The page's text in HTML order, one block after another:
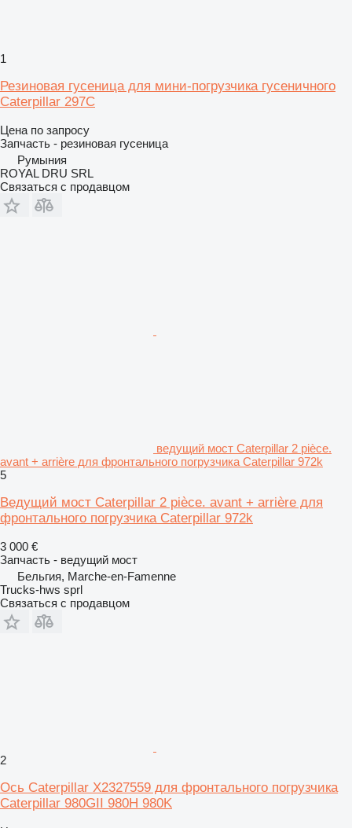
1
Резиновая гусеница для мини-погрузчика гусеничного
Caterpillar 297C
Цена по запросу
Запчасть - резиновая гусеница
Румыния
ROYAL DRU SRL
Связаться с продавцом
ведущий мост Caterpillar 2 pièce.
avant + arrière для фронтального погрузчика Caterpillar 972k
5
Ведущий мост Caterpillar 2 pièce. avant + arrière для
фронтального погрузчика Caterpillar 972k
3 000 €
Запчасть - ведущий мост
Бельгия, Marche-en-Famenne
Trucks-hws sprl
Связаться с продавцом
2
Ось Caterpillar X2327559 для фронтального погрузчика
Caterpillar 980GII 980H 980K